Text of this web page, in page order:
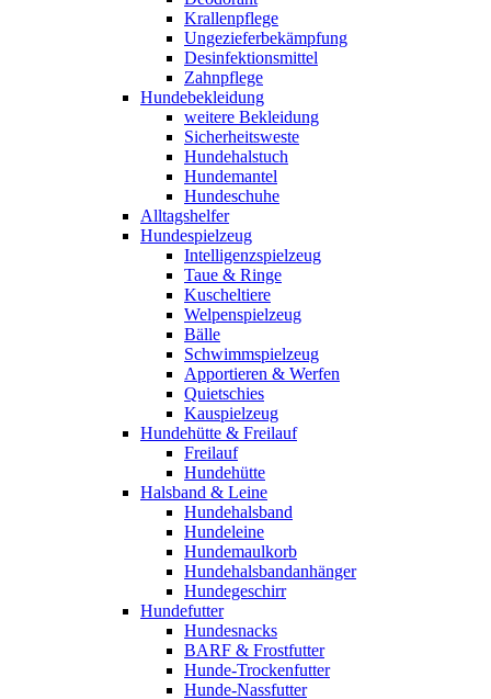
Krallenpflege
Ungezieferbekämpfung
Desinfektionsmittel
Zahnpflege
Hundebekleidung
weitere Bekleidung
Sicherheitsweste
Hundehalstuch
Hundemantel
Hundeschuhe
Alltagshelfer
Hundespielzeug
Intelligenzspielzeug
Taue & Ringe
Kuscheltiere
Welpenspielzeug
Bälle
Schwimmspielzeug
Apportieren & Werfen
Quietschies
Kauspielzeug
Hundehütte & Freilauf
Freilauf
Hundehütte
Halsband & Leine
Hundehalsband
Hundeleine
Hundemaulkorb
Hundehalsbandanhänger
Hundegeschirr
Hundefutter
Hundesnacks
BARF & Frostfutter
Hunde-Trockenfutter
Hunde-Nassfutter